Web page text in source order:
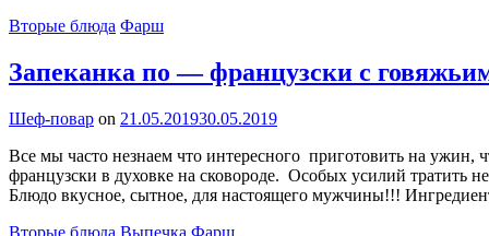
Categories
Вторые блюда Фарш
Запеканка по — французски с
By
Шеф-повар on 21.05.201930.05.2019
Все мы часто незнаем что интересного приготовить на
французски в духовке на сковороде. Особых усилий тратить
Блюдо вкусное, сытное, для настоящего мужчины!!!
Categories
Вторые блюда Выпечка Фарш